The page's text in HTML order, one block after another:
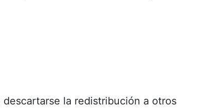
la redistribución a otros